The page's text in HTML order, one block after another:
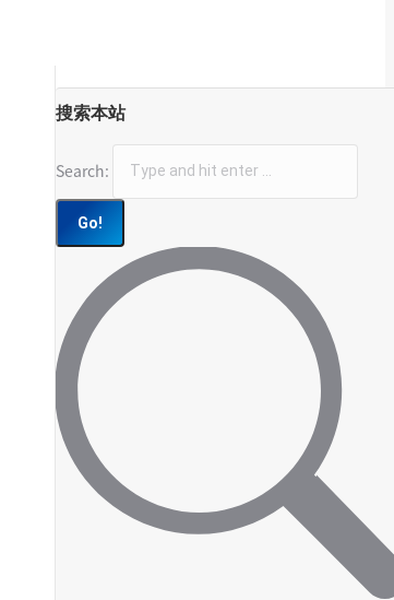
搜索本站
Search: